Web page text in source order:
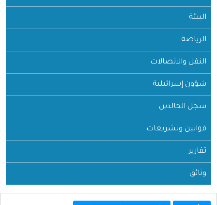
البيئة
الرياضة
النقل والاتصالات
شؤون إسرائيلية
سجل الخالدين
قوانين وتشريعات
تقارير
وثائق